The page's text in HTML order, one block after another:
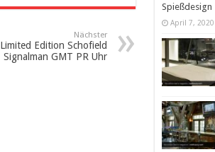
Nächster
Limited Edition Schofield
Signalman GMT PR Uhr
Spießdesign
April 7, 2020